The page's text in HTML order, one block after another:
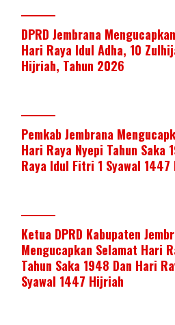
DPRD Jembrana
Hari Raya Idul Adha, 10
Hijriah, Tahun 2026
Pemkab Jembrana
Hari Raya Nyepi Tahun Saka
Raya Idul Fitri 1 Syawal
Ketua DPRD Kabupaten
Mengucapkan Selamat Hari
Tahun Saka 1948 Dan Hari
Syawal 1447 Hijriah